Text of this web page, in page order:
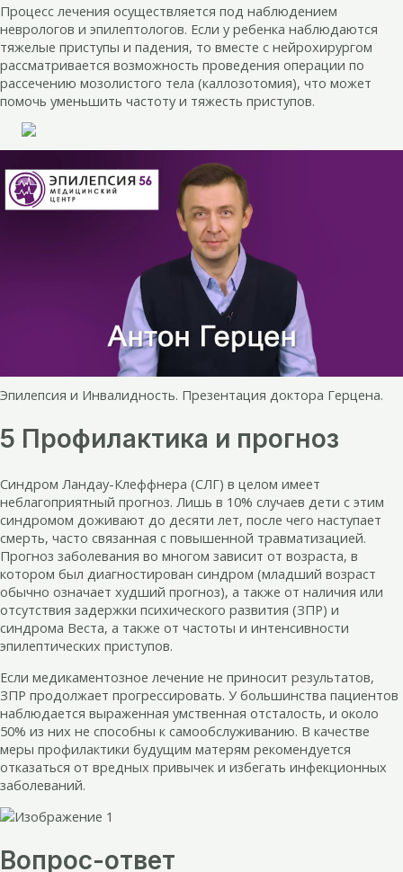
Процесс лечения осуществляется под наблюдением
неврологов и эпилептологов. Если у ребенка наблюдаются
тяжелые приступы и падения, то вместе с нейрохирургом
рассматривается возможность проведения операции по
рассечению мозолистого тела (каллозотомия), что может
помочь уменьшить частоту и тяжесть приступов.
Эпилепсия и Инвалидность. Презентация доктора Герцена.
5 Профилактика и прогноз
Синдром Ландау-Клеффнера (СЛГ) в целом имеет
неблагоприятный прогноз. Лишь в 10% случаев дети с этим
синдромом доживают до десяти лет, после чего наступает
смерть, часто связанная с повышенной травматизацией.
Прогноз заболевания во многом зависит от возраста, в
котором был диагностирован синдром (младший возраст
обычно означает худший прогноз), а также от наличия или
отсутствия задержки психического развития (ЗПР) и
синдрома Веста, а также от частоты и интенсивности
эпилептических приступов.
Если медикаментозное лечение не приносит результатов,
ЗПР продолжает прогрессировать. У большинства пациентов
наблюдается выраженная умственная отсталость, и около
50% из них не способны к самообслуживанию. В качестве
меры профилактики будущим матерям рекомендуется
отказаться от вредных привычек и избегать инфекционных
заболеваний.
Вопрос-ответ